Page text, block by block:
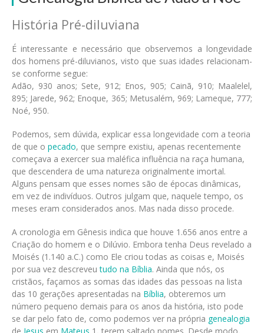
História Pré-diluviana
É interessante e necessário que observemos a longevidade
dos homens pré-diluvianos, visto que suas idades relacionam-
se conforme segue:
Adão, 930 anos; Sete, 912; Enos, 905; Cainã, 910; Maalelel,
895; Jarede, 962; Enoque, 365; Metusalém, 969; Lameque, 777;
Noé, 950.
Podemos, sem dúvida, explicar essa longevidade com a teoria
de que o pecado, que sempre existiu, apenas recentemente
começava a exercer sua maléfica influência na raça humana,
que descendera de uma natureza originalmente imortal.
Alguns pensam que esses nomes são de épocas dinâmicas,
em vez de indivíduos. Outros julgam que, naquele tempo, os
meses eram considerados anos. Mas nada disso procede.
A cronologia em Gênesis indica que houve 1.656 anos entre a
Criação do homem e o Dilúvio. Embora tenha Deus revelado a
Moisés (1.140 a.C.) como Ele criou todas as coisas e, Moisés
por sua vez descreveutudo na Bíblia. Ainda que nós, os
cristãos, façamos as somas das idades das pessoas na lista
das 10 gerações apresentadas na Bíblia, obteremos um
número pequeno demais para os anos da história, isto pode
se dar pelo fato de, como podemos ver na própria genealogia
de Jesus em Mateus 1, terem saltado nomes. Desde modo,